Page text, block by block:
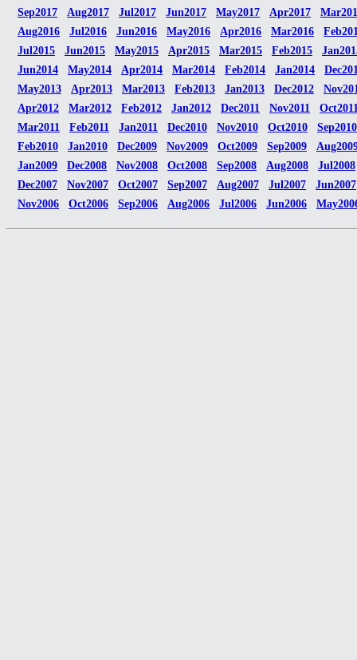
Sep2017
Aug2017 Jul2017 Jun2017 May2017 Apr2017
Aug2016
Jul2016 Jun2016 May2016 Apr2016 Mar2016
Jul2015
Jun2015 May2015 Apr2015 Mar2015 Feb2015
Jun2014
May2014 Apr2014 Mar2014 Feb2014 Jan2014
May2013
Apr2013 Mar2013 Feb2013 Jan2013 Dec2012
Apr2012
Mar2012 Feb2012 Jan2012 Dec2011 Nov2011
Mar2011
Feb2011 Jan2011 Dec2010 Nov2010 Oct2010
Sep2010
Feb2010
Jan2010 Dec2009 Nov2009 Oct2009 Sep2009
Jan2009
Dec2008 Nov2008 Oct2008 Sep2008 Aug2008
Jul2008
Dec2007
Nov2007 Oct2007 Sep2007 Aug2007 Jul2007
Jun2007
Nov2006
Oct2006 Sep2006 Aug2006 Jul2006 Jun2006